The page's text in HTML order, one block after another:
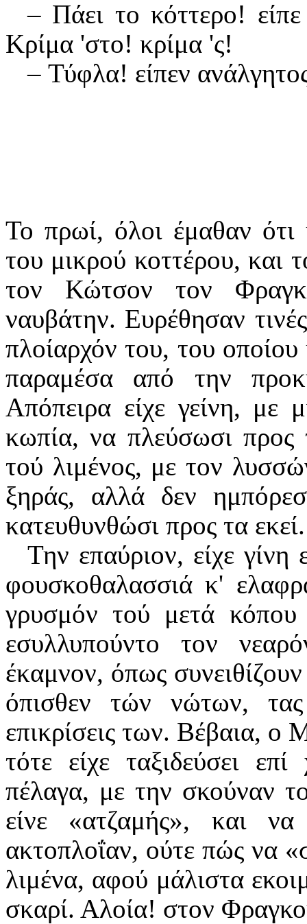
– Πάει το κόττερο!
Κρίμα 'στο! κρίμα 'ς!
– Τύφλα! είπεν
Το πρωί, όλοι έμαθαν ότι
του μικρού κοττέρου, και
τον Κώτσον τον
ναυβάτην. Ευρέθησαν
πλοίαρχόν του, του
παραμέσα από την
Απόπειρα είχε γείνη, με
κωπία, να πλεύσωσι προς
τού λιμένος, με τον
ξηράς, αλλά δεν
κατευθυνθώσι προς τα
Την επαύριον, είχε
φουσκοθαλασσιά κ'
γρυσμόν τού μετά κόπου
εσυλλυπούντο τον
έκαμνον, όπως
όπισθεν τών νώτων,
επικρίσεις των. Βέβαια, ο
τότε είχε ταξιδεύσει
πέλαγα, με την σκούναν
είνε «ατζαμής», και
ακτοπλοΐαν, ούτε πώς να
λιμένα, αφού μάλιστα
σκαρί. Αλοία! στον